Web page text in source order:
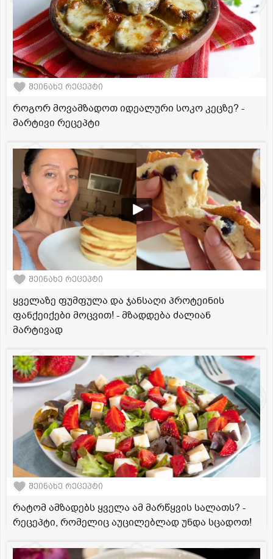
შეინახე რეცეპტი
როგორ მოვამზადოთ იდეალური სოკო კეცზე? -
მარტივი რეცეპტი
შეინახე რეცეპტი
ყველაზე ფუმფულა და ჯანსაღი პროტეინის
ფანქეიქები მოცვით! - მზადდება ძალიან
მარტივად
შეინახე რეცეპტი
რატომ ამზადებს ყველა ამ მარწყვის სალათს? -
რეცეპტი, რომელიც აუცილებლად უნდა სცადოთ!